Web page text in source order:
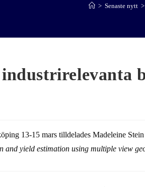
> Senaste nytt >
13-15 mars tilldelades Madeleine
and yield estimation using multiple view